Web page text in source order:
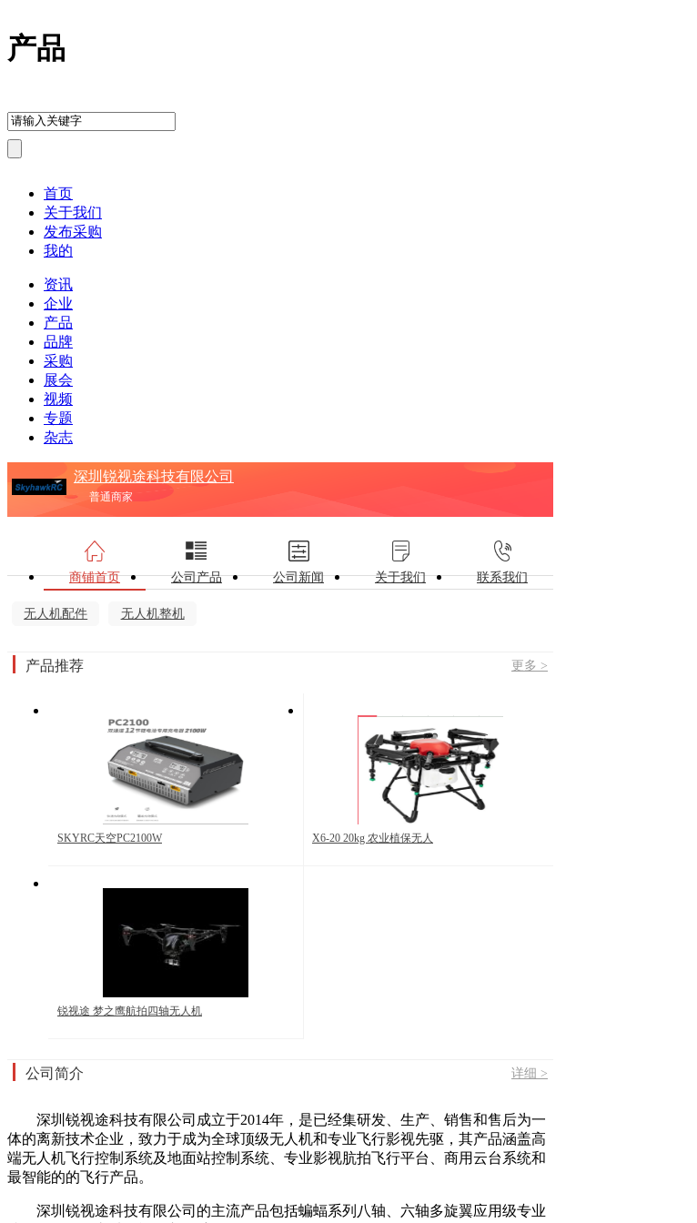
产品
首页
关于我们
发布采购
我的
资讯
企业
产品
品牌
采购
展会
视频
专题
杂志
深圳锐视途科技有限公司
普通商家
商铺首页 公司产品 公司新闻 关于我们 联系我们
无人机配件 无人机整机
产品推荐 更多 >
SKYRC天空PC2100W X6-20 20kg 农业植保无人
锐视途 梦之鹰航拍四轴无人机
公司简介 详细 >
深圳锐视途科技有限公司成立于2014年，是已经集研发、生产、销售和售后为一
体的离新技术企业，致力于成为全球顶级无人机和专业飞行影视先驱，其产品涵盖高
端无人机飞行控制系统及地面站控制系统、专业影视肮拍飞行平台、商用云台系统和
最智能的的飞行产品。
深圳锐视途科技有限公司的主流产品包括蝙蝠系列八轴、六轴多旋翼应用级专业